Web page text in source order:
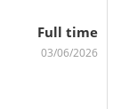
Full time
03/06/2026